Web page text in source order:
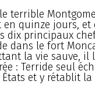
terrible
quinze jours, et
dix principaux
dans le fort
la vie sauve, il
: Terride seul
et y rétablit